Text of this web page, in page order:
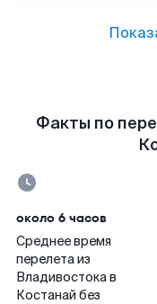
Факты по
около 6 часов
Среднее время
перелета из
Владивостока в
Костанай без